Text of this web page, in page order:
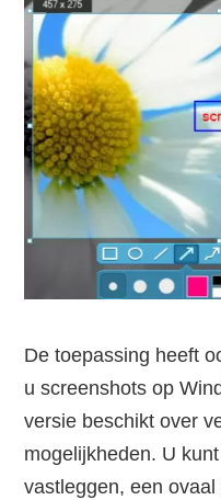
De toepassing heeft
u screenshots op
versie beschikt over
mogelijkheden. U
vastleggen, een